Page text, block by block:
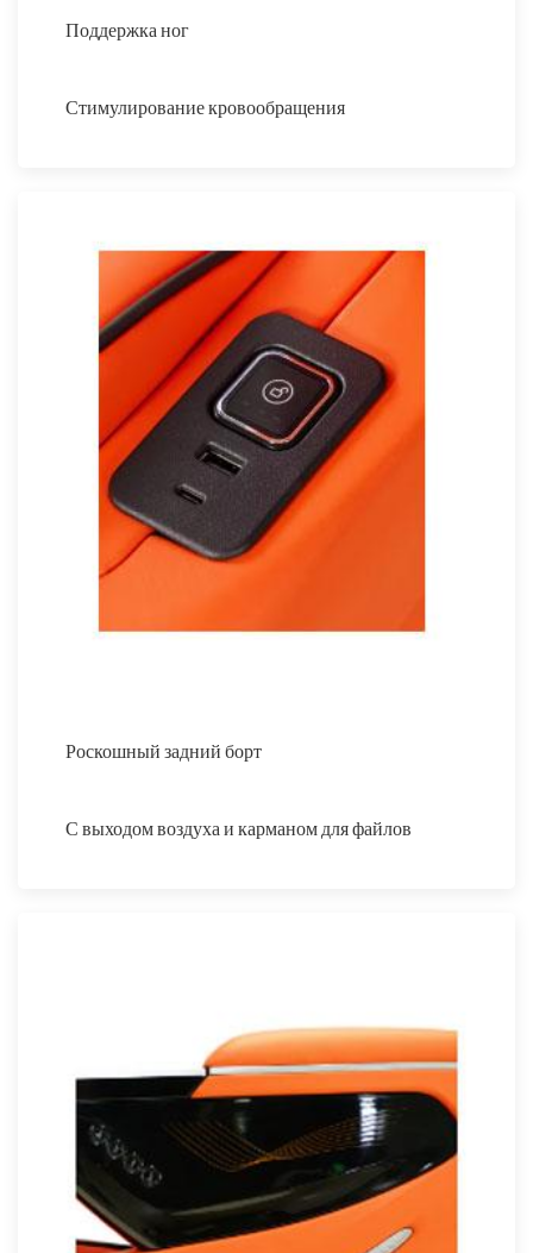
Поддержка ног
Стимулирование кровообращения
Роскошный задний борт
С выходом воздуха и карманом для файлов